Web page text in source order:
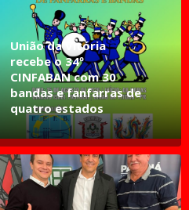
União da Vitória
recebe o 34º
CINFABAN com 30
bandas e fanfarras de
quatro estados